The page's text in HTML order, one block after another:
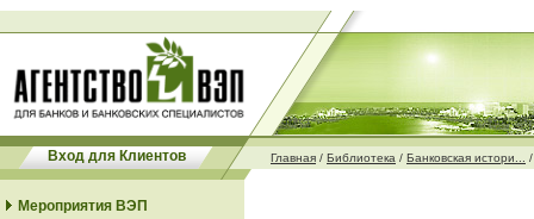
Вход для Клиентов Главная / Библиотека / Банковская истори...
Мероприятия ВЭП